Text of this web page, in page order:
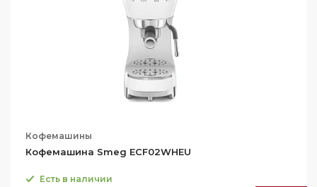
Кофемашины
Кофемашина Smeg ECF02WHEU
Есть в наличии